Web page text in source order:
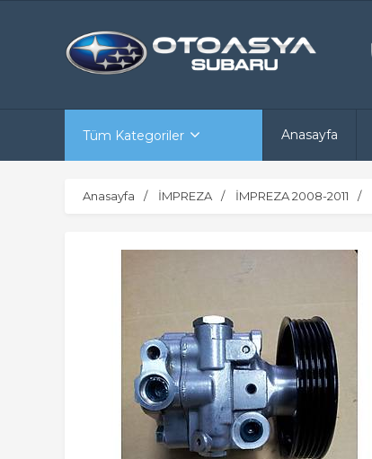
Tüm Kategoriler Anasayfa
Anasayfa İMPREZA İMPREZA 2008-2011